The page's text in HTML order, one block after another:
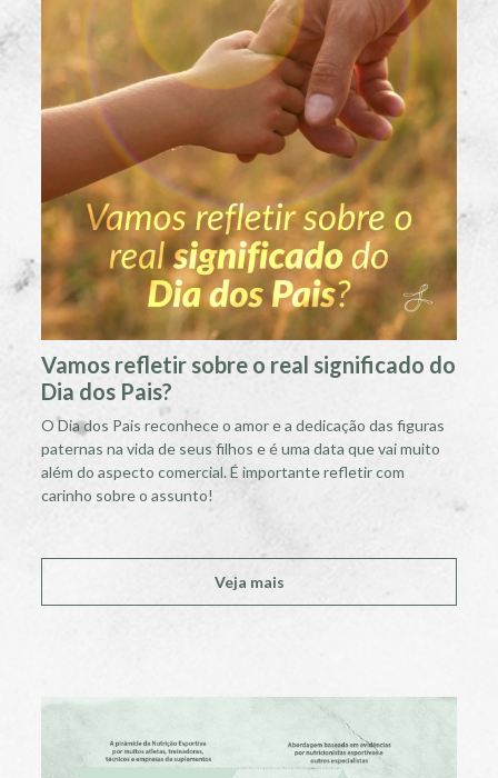
Vamos refletir sobre o real significado do
Dia dos Pais?
O Dia dos Pais reconhece o amor e a dedicação das figuras
paternas na vida de seus filhos e é uma data que vai muito
além do aspecto comercial. É importante refletir com
carinho sobre o assunto!
Veja mais